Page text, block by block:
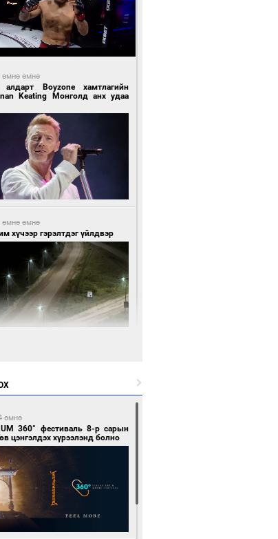
өмнө өмнө
алдарт Boyzone хамтлагийн
Keating Монголд анх удаа
өмнө өмнө
хүчээр гэрэлтдэг үйлдвэр
өмнө өмнө
тоогоор төгссөн улсын
иргэдэд шатахуун
өмнө
360° фестиваль 8-р сарын
цэнгэлдэх хүрээлэнд болно